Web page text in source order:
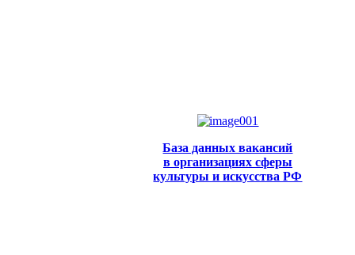
База данных вакансий
в организациях сферы
культуры и искусства РФ